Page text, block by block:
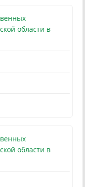
области в
области в